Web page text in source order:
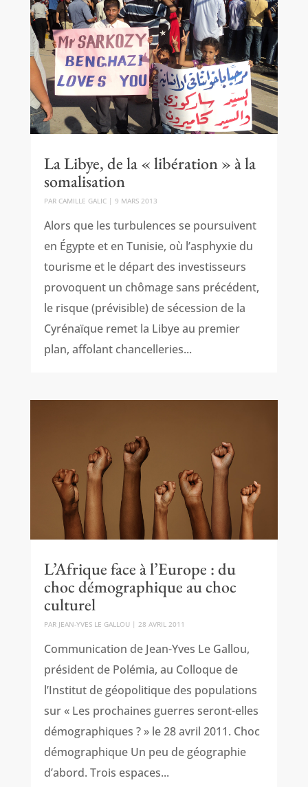
La Libye, de la « libération » à la
somalisation
PAR CAMILLE GALIC| 9 MARS 2013
Alors que les turbulences se poursuivent
en Égypte et en Tunisie, où l’asphyxie du
tourisme et le départ des investisseurs
provoquent un chômage sans précédent,
le risque (prévisible) de sécession de la
Cyrénaïque remet la Libye au premier
plan, affolant chancelleries...
L’Afrique face à l’Europe : du
choc démographique au choc
culturel
PAR JEAN-YVES LE GALLOU| 28 AVRIL 2011
Communication de Jean-Yves Le Gallou,
président de Polémia, au Colloque de
l’Institut de géopolitique des populations
sur « Les prochaines guerres seront-elles
démographiques ? » le 28 avril 2011. Choc
démographique Un peu de géographie
d’abord. Trois espaces...